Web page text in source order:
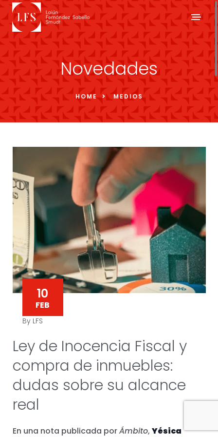
Novedades
HOME MEDIOS
10
FEB
By LFS
Ley de Inocencia Fiscal y
compra de inmuebles:
dudas sobre su alcance
real
En una nota publicada porÁmbito, Yésica